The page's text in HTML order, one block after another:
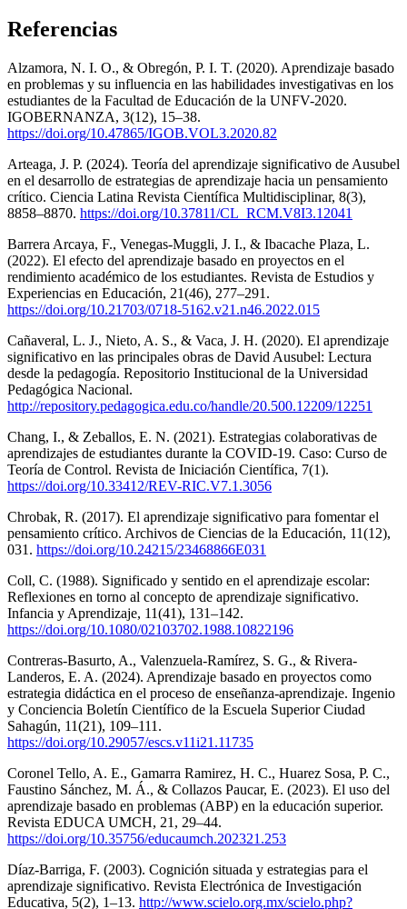
Referencias
Alzamora, N. I. O., & Obregón, P. I. T. (2020). Aprendizaje basado
en problemas y su influencia en las habilidades investigativas en los
estudiantes de la Facultad de Educación de la UNFV-2020.
IGOBERNANZA, 3(12), 15–38.
https://doi.org/10.47865/IGOB.VOL3.2020.82
Arteaga, J. P. (2024). Teoría del aprendizaje significativo de Ausubel
en el desarrollo de estrategias de aprendizaje hacia un pensamiento
crítico. Ciencia Latina Revista Científica Multidisciplinar, 8(3),
8858–8870. https://doi.org/10.37811/CL_RCM.V8I3.12041
Barrera Arcaya, F., Venegas-Muggli, J. I., & Ibacache Plaza, L.
(2022). El efecto del aprendizaje basado en proyectos en el
rendimiento académico de los estudiantes. Revista de Estudios y
Experiencias en Educación, 21(46), 277–291.
https://doi.org/10.21703/0718-5162.v21.n46.2022.015
Cañaveral, L. J., Nieto, A. S., & Vaca, J. H. (2020). El aprendizaje
significativo en las principales obras de David Ausubel: Lectura
desde la pedagogía. Repositorio Institucional de la Universidad
Pedagógica Nacional.
http://repository.pedagogica.edu.co/handle/20.500.12209/12251
Chang, I., & Zeballos, E. N. (2021). Estrategias colaborativas de
aprendizajes de estudiantes durante la COVID-19. Caso: Curso de
Teoría de Control. Revista de Iniciación Científica, 7(1).
https://doi.org/10.33412/REV-RIC.V7.1.3056
Chrobak, R. (2017). El aprendizaje significativo para fomentar el
pensamiento crítico. Archivos de Ciencias de la Educación, 11(12),
031. https://doi.org/10.24215/23468866E031
Coll, C. (1988). Significado y sentido en el aprendizaje escolar:
Reflexiones en torno al concepto de aprendizaje significativo.
Infancia y Aprendizaje, 11(41), 131–142.
https://doi.org/10.1080/02103702.1988.10822196
Contreras-Basurto, A., Valenzuela-Ramírez, S. G., & Rivera-
Landeros, E. A. (2024). Aprendizaje basado en proyectos como
estrategia didáctica en el proceso de enseñanza-aprendizaje. Ingenio
y Conciencia Boletín Científico de la Escuela Superior Ciudad
Sahagún, 11(21), 109–111.
https://doi.org/10.29057/escs.v11i21.11735
Coronel Tello, A. E., Gamarra Ramirez, H. C., Huarez Sosa, P. C.,
Faustino Sánchez, M. Á., & Collazos Paucar, E. (2023). El uso del
aprendizaje basado en problemas (ABP) en la educación superior.
Revista EDUCA UMCH, 21, 29–44.
https://doi.org/10.35756/educaumch.202321.253
Díaz-Barriga, F. (2003). Cognición situada y estrategias para el
aprendizaje significativo. Revista Electrónica de Investigación
Educativa, 5(2), 1–13. http://www.scielo.org.mx/scielo.php?